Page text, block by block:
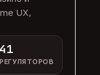
UX,
41
РЕГУЛЯТОРОВ